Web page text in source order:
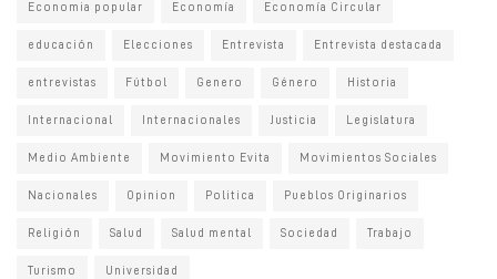
Economia popular Economía Economía Circular
educación Elecciones Entrevista Entrevista destacada
entrevistas Fútbol Genero Género Historia
Internacional Internacionales Justicia Legislatura
Medio Ambiente Movimiento Evita Movimientos Sociales
Nacionales Opinion Politica Pueblos Originarios
Religión Salud Salud mental Sociedad Trabajo
Turismo Universidad